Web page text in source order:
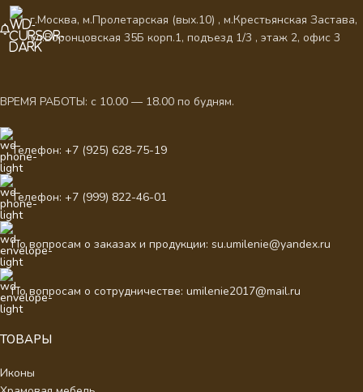
г.Москва, м.Пролетарская (вых.10) , м.Крестьянская Застава,
ул.Воронцовская 35Б корп.1, подъезд 1/3 , этаж 2, офис 3
ВРЕМЯ РАБОТЫ: с 10.00 — 18.00 по будням.
Телефон: +7 (925) 628-75-19
Телефон: +7 (999) 822-46-01
По вопросам о заказах и продукции: su.umilenie@yandex.ru
По вопросам о сотрудничестве: umilenie2017@mail.ru
ТОВАРЫ
Иконы